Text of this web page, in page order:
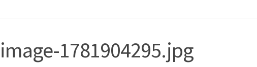
image-1781904295.jpg